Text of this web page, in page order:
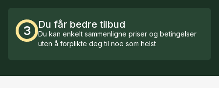
3 Du får bedre tilbud
Du kan enkelt sammenligne priser og betingelser
uten å forplikte deg til noe som helst